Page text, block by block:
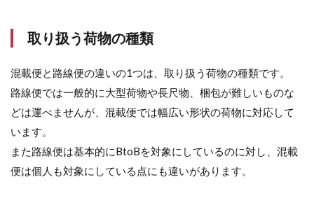
送
メ
リ
ッ
ト
6.1
チャ
ータ
ー便
取り扱う荷物の種類
混載便と路線便の違いの1つは、取り扱う荷物の種類です。
路線便では一般的に大型荷物や長尺物、梱包が難しいものな
どは運べませんが、混載便では幅広い形状の荷物に対応して
います。
また路線便は基本的にBtoBを対象にしているのに対し、混載
便は個人も対象にしている点にも違いがあります。